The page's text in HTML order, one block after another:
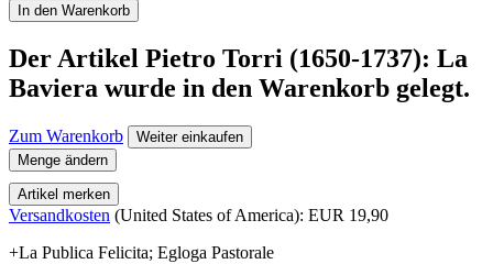
In den Warenkorb
Der Artikel Pietro Torri (1650-1737): La
Baviera wurde in den Warenkorb gelegt.
Zum Warenkorb
Weiter einkaufen
Menge ändern
Artikel merken
Versandkosten (United States of America): EUR 19,90
+La Publica Felicita; Egloga Pastorale